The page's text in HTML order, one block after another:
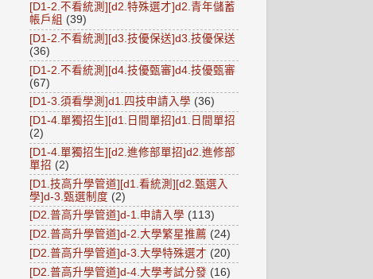
[D1-2.不看統測][d2.特殊選才]d2.青年儲蓄
帳戶組 (39)
[D1-2.不看統測][d3.技優保送]d3.技優保送
(36)
[D1-2.不看統測][d4.技優甄審]d4.技優甄審
(67)
[D1-3.須看學測]d1.四技申請入學 (36)
[D1-4.單獨招生][d1.日間單招]d1.日間單招
(2)
[D1-4.單獨招生][d2.進修部單招]d2.進修部
單招 (2)
[D1.技高升學管道][d1.看統測][d2.甄選入
學]d-3.甄選制度 (2)
[D2.普高升學管道]d-1.申請入學 (113)
[D2.普高升學管道]d-2.大學繁星推薦 (24)
[D2.普高升學管道]d-3.大學特殊選才 (20)
[D2.普高升學管道]d-4.大學考試分發 (16)